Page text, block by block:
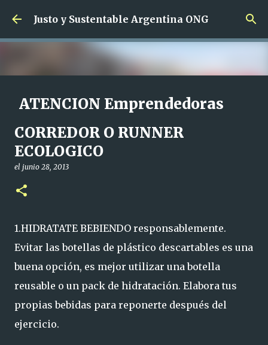
Ir al contenido principal
Justo y Sustentable Argentina ONG
ATENCION Emprendedoras
SIN Limites de edad !!!
eljunio 01, 2024
CAPACITACION SALIDA LABORAL CAPACITACION SIN CARGO
CORREDOR O RUNNER
ECOLOGICO
el junio 28, 2013
1.HIDRATATE BEBIENDO responsablemente.
Evitar las botellas de plástico descartables es una
buena opción, es mejor utilizar una botella
reusable o un pack de hidratación. Elabora tus
propias bebidas para reponerte después del
ejercicio.